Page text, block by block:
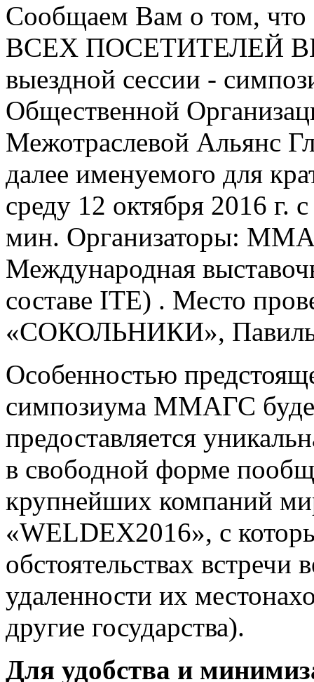
Сообщаем Вам о том,
ВСЕХ ПОСЕТИТЕЛЕЙ
выездной сессии -
Общественной
Межотраслевой Альянс
далее именуемого для
среду 12 октября 2016 г.
мин. Организаторы:
Международная
составе ITE) . Место
«СОКОЛЬНИКИ»,
Особенностью
симпозиума ММАГС
предоставляется
в свободной форме
крупнейших компаний
«WELDEX2016», с
обстоятельствах встречи
удаленности их
другие государства).
Для удобства и